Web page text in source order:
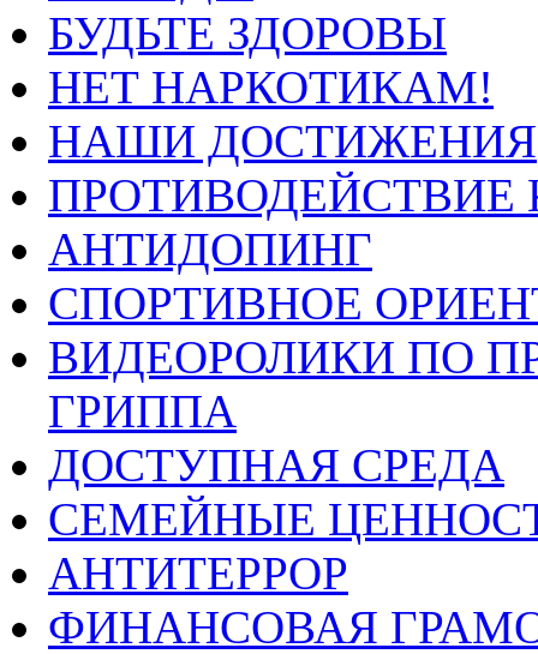
БУДЬТЕ ЗДОРОВЫ
НЕТ НАРКОТИКАМ!
НАШИ ДОСТИЖЕНИЯ
ПРОТИВОДЕЙСТВИЕ
АНТИДОПИНГ
СПОРТИВНОЕ
ВИДЕОРОЛИКИ ПО
ГРИППА
ДОСТУПНАЯ СРЕДА
СЕМЕЙНЫЕ
АНТИТЕРРОР
ФИНАНСОВАЯ